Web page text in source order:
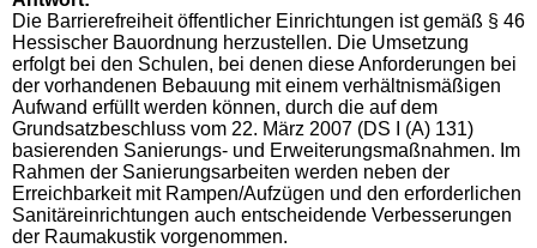
Die Barrierefreiheit öffentlicher Einrichtungen ist gemäß § 46
Hessischer Bauordnung herzustellen. Die Umsetzung
erfolgt bei den Schulen, bei denen diese Anforderungen bei
der vorhandenen Bebauung mit einem verhältnismäßigen
Aufwand erfüllt werden können, durch die auf dem
Grundsatzbeschluss vom 22. März 2007 (DS I (A) 131)
basierenden Sanierungs- und Erweiterungsmaßnahmen. Im
Rahmen der Sanierungsarbeiten werden neben der
Erreichbarkeit mit Rampen/Aufzügen und den erforderlichen
Sanitäreinrichtungen auch entscheidende Verbesserungen
der Raumakustik vorgenommen.